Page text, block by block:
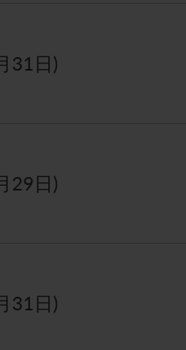
31日)
29日)
31日)